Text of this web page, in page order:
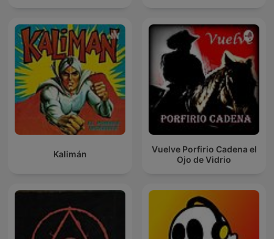
Kalimán
Vuelve Porfirio Cadena el
Ojo de Vidrio